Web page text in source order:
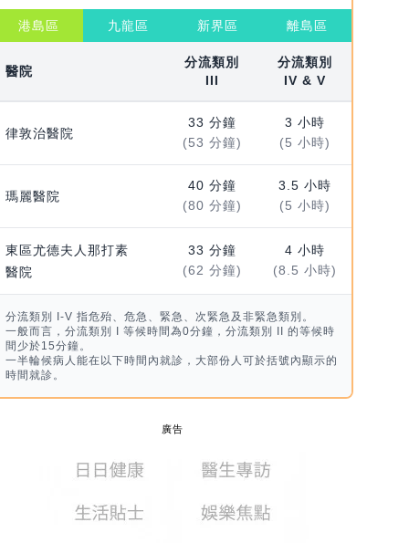
港島區 九龍區 新界區 離島區
醫院
分流類別
III
分流類別
IV & V
律敦治醫院
33 分鐘
(53 分鐘)
3 小時
(5 小時)
瑪麗醫院
40 分鐘
(80 分鐘)
3.5 小時
(5 小時)
東區尤德夫人那打素
醫院
33 分鐘
(62 分鐘)
4 小時
(8.5 小時)
分流類別 I-V 指危殆、危急、緊急、次緊急及非緊急類別。
一般而言，分流類別 I 等候時間為0分鐘，分流類別 II 的等候時
間少於15分鐘。
一半輪候病人能在以下時間內就診，大部份人可於括號內顯示的
時間就診。
廣告